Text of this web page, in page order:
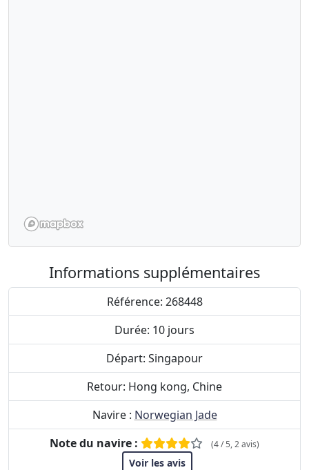
Informations supplémentaires
Référence: 268448
Durée: 10 jours
Départ: Singapour
Retour: Hong kong, Chine
Navire : Norwegian Jade
Note du navire :
(4 / 5, 2 avis)
Voir les avis